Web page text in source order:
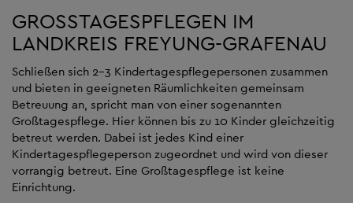
GROSSTAGESPFLEGEN IM L
ANDKREIS FREYUNG-GRAFENAU
Schließen sich 2-3 Kindertagespflegepersonen zusammen
und bieten in geeigneten Räumlichkeiten gemeinsam
Betreuung an, spricht man von einer sogenannten
Großtagespflege. Hier können bis zu 10 Kinder gleichzeitig
betreut werden. Dabei ist jedes Kind einer
Kindertagespflegeperson zugeordnet und wird von dieser
vorrangig betreut. Eine Großtagespflege ist keine
Einrichtung.